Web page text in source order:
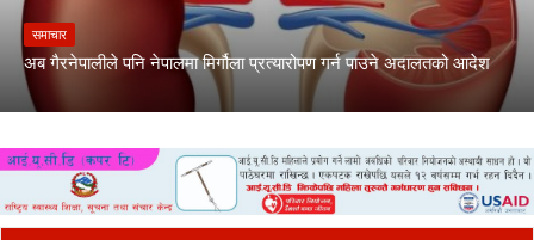
समाचार
अब गैरनेपालीले पनि नेपालमा मिर्गौला प्रत्यारोपण गर्न पाउने अदालतको आदेश